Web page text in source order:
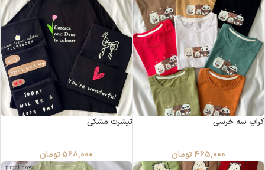
کراپ سه خرسی
465,000 تومان
تیشرت مشکی
568,000 تومان